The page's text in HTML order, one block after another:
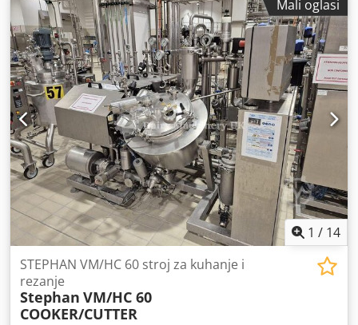
proizvodnju. Autoklav je odmah dostupan i može se
pogledati po dogovoru. Za više informacija ili ukoliko ste
zainteresirani, slobodno nas kontaktirajte. Pregled stroja ili
osobno savjetovanje moguće je prema dogovoru.
Smješteno u Melkshamu, Wiltshire.
Mali oglasi
1 / 14
STEPHAN VM/HC 60 stroj za kuhanje i
rezanje
Stephan VM/HC 60
COOKER/CUTTER